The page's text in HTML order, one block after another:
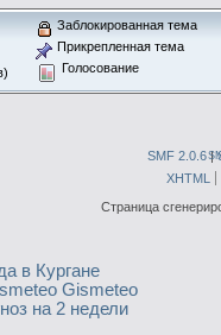
Заблокированная тема
Прикрепленная тема
Голосование
SMF 2.0.6|
XHTML
Страница
в Кургане
Gismeteo
на 2 недели